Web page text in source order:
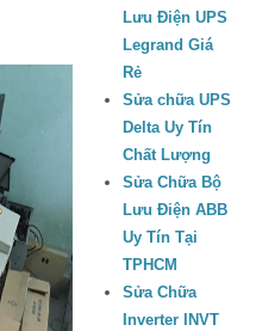
Lưu Điện UPS
Legrand Giá
Rẻ
Sửa chữa UPS
Delta Uy Tín
Chất Lượng
Sửa Chữa Bộ
Lưu Điện ABB
Uy Tín Tại
TPHCM
Sửa Chữa
Inverter INVT